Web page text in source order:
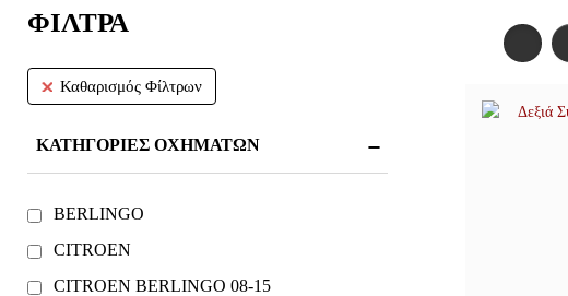
ΦΙΛΤΡΑ
Καθαρισμός Φίλτρων
ΚΑΤΗΓΟΡΊΕΣ ΟΧΗΜΆΤΩΝ
BERLINGO
CITROEN
CITROEN BERLINGO 08-15